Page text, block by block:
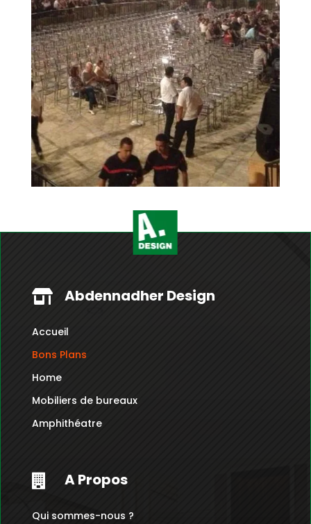
 Abdennadher Design
Accueil
Bons Plans
Home
Mobiliers de bureaux
Amphithéatre
 A Propos
Qui sommes-nous ?